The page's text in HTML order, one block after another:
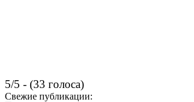
5/5 - (33 голоса)
Свежие публикации: